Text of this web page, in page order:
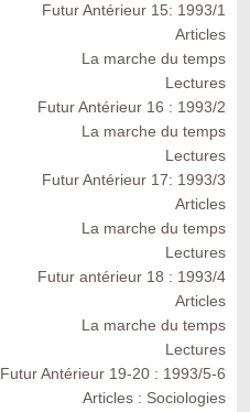
Futur Antérieur 15: 1993/1
Articles
La marche du temps
Lectures
Futur Antérieur 16 : 1993/2
La marche du temps
Lectures
Futur Antérieur 17: 1993/3
Articles
La marche du temps
Lectures
Futur antérieur 18 : 1993/4
Articles
La marche du temps
Lectures
Futur Antérieur 19-20 : 1993/5-6
Articles : Sociologies